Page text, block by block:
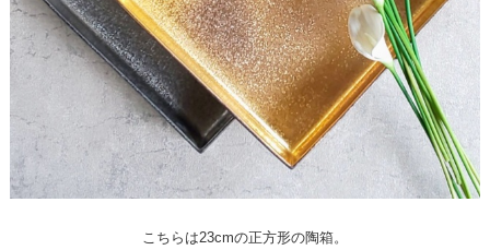
こちらは23cmの正方形の陶箱。